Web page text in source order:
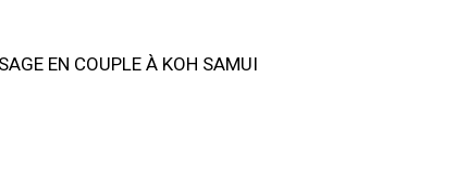
EN COUPLE À KOH SAMUI